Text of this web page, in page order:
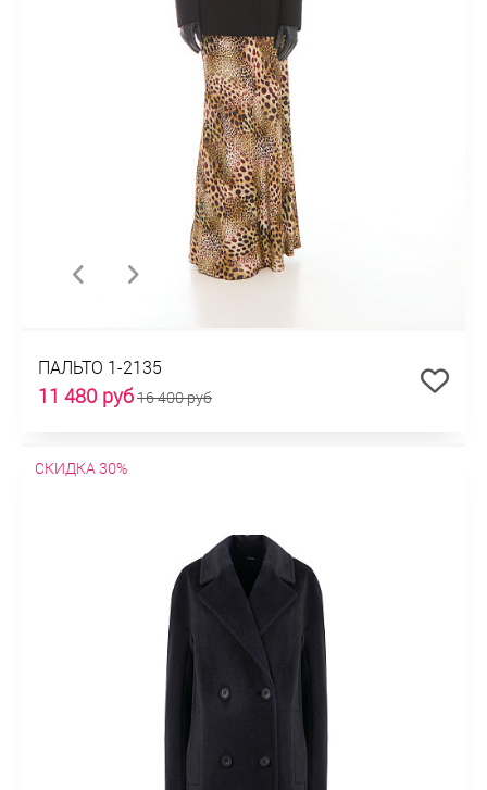
ПАЛЬТО 1-2135
11 480 руб16 400 руб
СКИДКА 30%